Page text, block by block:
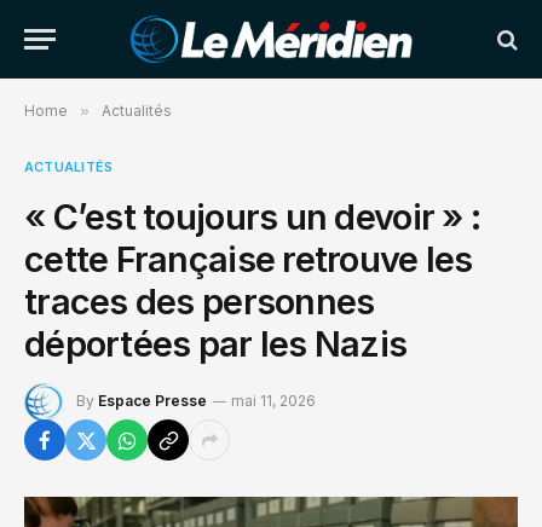
Home » Actualités
ACTUALITÉS
« C’est toujours un devoir » :
cette Française retrouve les
traces des personnes
déportées par les Nazis
By Espace Presse mai 11, 2026